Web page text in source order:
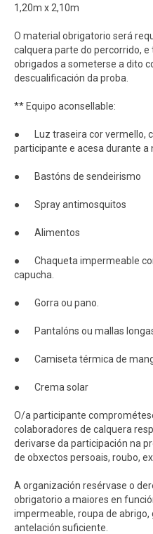
1,20m x 2,10m
O material obrigatorio será
calquera parte do percorrido,
obrigados a someterse a dito
descualificación da proba.
** Equipo aconsellable:
● Luz traseira cor vermello,
participante e acesa durante a
● Bastóns de sendeirismo
● Spray antimosquitos
● Alimentos
● Chaqueta impermeable
capucha.
● Gorra ou pano.
● Pantalóns ou mallas
● Camiseta térmica de
● Crema solar
O/a participante
colaboradores de calquera
derivarse da participación na
de obxectos persoais, roubo,
A organización resérvase o
obrigatorio a maiores en
impermeable, roupa de abrigo,
antelación suficiente.